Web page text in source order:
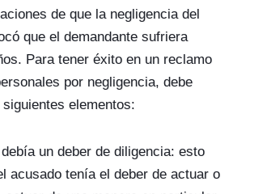
de que la negligencia del
que el demandante sufriera
Para tener éxito en un reclamo
por negligencia, debe
elementos:
un deber de diligencia: esto
acusado tenía el deber de actuar o